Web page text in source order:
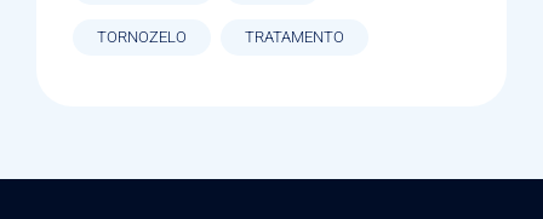
TORNOZELO TRATAMENTO